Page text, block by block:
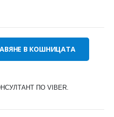
В КОШНИЦАТА
ПО VIBER.